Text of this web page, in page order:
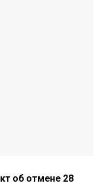
об отмене 28